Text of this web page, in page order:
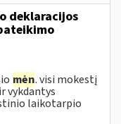
deklaracijos
mėn. visi mokestį
vykdantys
laikotarpio